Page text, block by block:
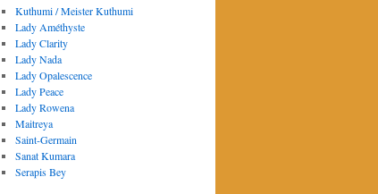
Kuthumi / Meister Kuthumi
Lady Améthyste
Lady Clarity
Lady Nada
Lady Opalescence
Lady Peace
Lady Rowena
Maitreya
Saint-Germain
Sanat Kumara
Serapis Bey